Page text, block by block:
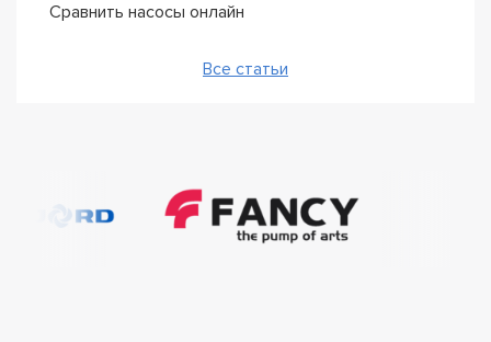
Сравнить насосы онлайн
Все статьи